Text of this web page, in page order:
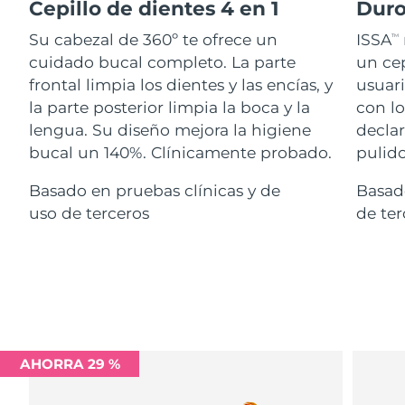
Cepillo de dientes 4 en 1
Su cabezal de 360º te ofrece un
cuidado bucal completo. La parte
frontal limpia los dientes y las encías, y
la parte posterior limpia la boca y la
lengua. Su diseño mejora la higiene
bucal un 140%. Clínicamente probado.
Basado en pruebas clínicas y de
uso de terceros
ISSATM
un
con
de
AHORRA 29 %
For healthy hair
18% PAP
Comprar todo
FOREO APP
Israel
Italia Entrega prevista 8/10/26
Japón Entrega prevista 8/13/26
Jersey Entrega prevista 8/15/26
Kazajistán Entrega prevista 8/12/26
Lituania